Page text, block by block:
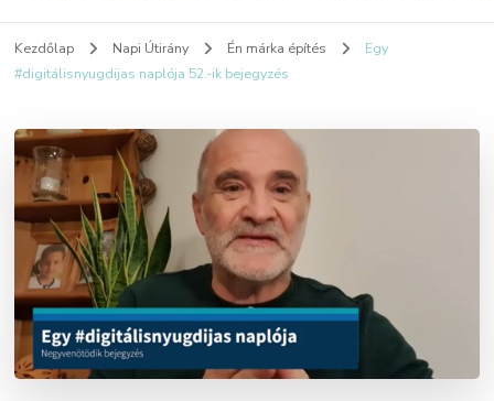
Kezdőlap Napi Útirány Én márka építés
Egy
#digitálisnyugdijas naplója 52.-ik bejegyzés